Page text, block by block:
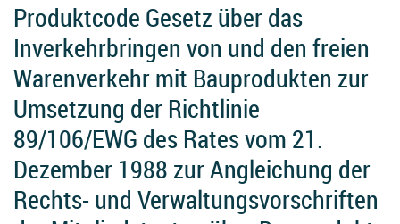
Produktcode Gesetz über das
Inverkehrbringen von und den freien
Warenverkehr mit Bauprodukten zur
Umsetzung der Richtlinie
89/106/EWG des Rates vom 21.
Dezember 1988 zur Angleichung der
Rechts- und Verwaltungsvorschriften